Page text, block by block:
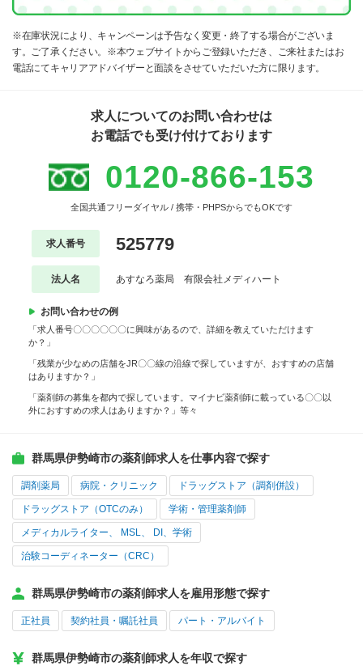
※在庫状況により、キャンペーンは予告なく変更・終了する場合がございま
す。ご了承ください。※本ウェブサイトからご登録いただき、ご来社またはお
電話にてキャリアアドバイザーと面談をさせていただいた方に限ります。
求人についてのお問い合わせは
お電話でも受け付けております
0120-866-153
全国共通フリーダイヤル / 携帯・PHPSからでもOKです
求人番号 525779
法人名 あすなろ薬局 有限会社メディハート
お問い合わせの例
「求人番号〇〇〇〇〇〇に興味があるので、詳細を教えていただけます
か？」
「残業が少なめの店舗をJR〇〇線の沿線で探していますが、おすすめの店舗
はありますか？」
「薬剤師の募集を都内で探しています。マイナビ薬剤師に載っている〇〇以
外におすすめの求人はありますか？」等々
群馬県伊勢崎市の薬剤師求人を仕事内容で探す
調剤薬局 病院・クリニック ドラッグストア（調剤併設）
ドラッグストア（OTCのみ） 学術・管理薬剤師
メディカルライター、 MSL、 DI、学術
治験コーディネーター（CRC）
群馬県伊勢崎市の薬剤師求人を雇用形態で探す
正社員 契約社員・嘱託社員 パート・アルバイト
群馬県伊勢崎市の薬剤師求人を年収で探す